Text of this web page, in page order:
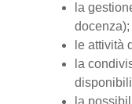
la
docenza);
le attività
la
la